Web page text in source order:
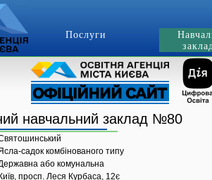
Послуги
навчальний заклад №80
садок комбінованого типу
або комунальна
Київ, просп. Леся Курбаса, 12є